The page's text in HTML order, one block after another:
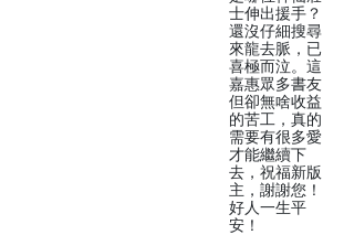
士伸出援手？
還沒仔細搜尋
來龍去脈，已
喜極而泣。這
嘉惠眾多書友
但卻無啥收益
的苦工，真的
需要有很多愛
才能繼續下
去，祝福新版
主，謝謝您！
好人一生平
安！